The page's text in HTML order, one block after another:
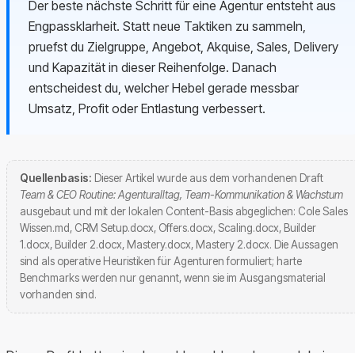
Der beste nächste Schritt für eine Agentur entsteht aus
Engpassklarheit. Statt neue Taktiken zu sammeln,
pruefst du Zielgruppe, Angebot, Akquise, Sales, Delivery
und Kapazität in dieser Reihenfolge. Danach
entscheidest du, welcher Hebel gerade messbar
Umsatz, Profit oder Entlastung verbessert.
Quellenbasis: Dieser Artikel wurde aus dem vorhandenen Draft
Team & CEO Routine: Agenturalltag, Team-Kommunikation & Wachstum
ausgebaut und mit der lokalen Content-Basis abgeglichen: Cole Sales
Wissen.md, CRM Setup.docx, Offers.docx, Scaling.docx, Builder
1.docx, Builder 2.docx, Mastery.docx, Mastery 2.docx. Die Aussagen
sind als operative Heuristiken für Agenturen formuliert; harte
Benchmarks werden nur genannt, wenn sie im Ausgangsmaterial
vorhanden sind.